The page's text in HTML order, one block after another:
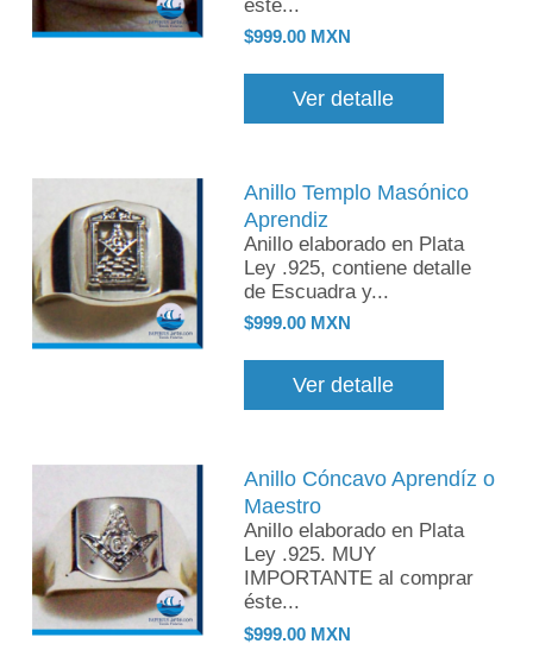
éste...
$999.00 MXN
Ver detalle
Anillo Templo Masónico
Aprendiz
Anillo elaborado en Plata
Ley .925, contiene detalle
de Escuadra y...
$999.00 MXN
Ver detalle
Anillo Cóncavo Aprendíz o
Maestro
Anillo elaborado en Plata
Ley .925. MUY
IMPORTANTE al comprar
éste...
$999.00 MXN